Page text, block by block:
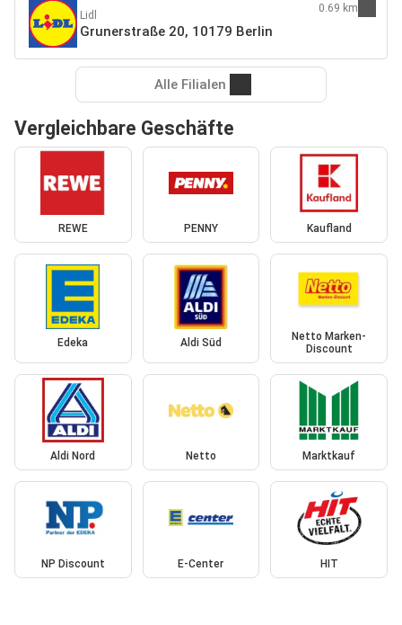
Lidl
Grunerstraße 20, 10179 Berlin
0.69 km
Alle Filialen
Vergleichbare Geschäfte
REWE PENNY Kaufland
Edeka Aldi Süd
Netto Marken-
Discount
Aldi Nord Netto Marktkauf
NP Discount E-Center HIT